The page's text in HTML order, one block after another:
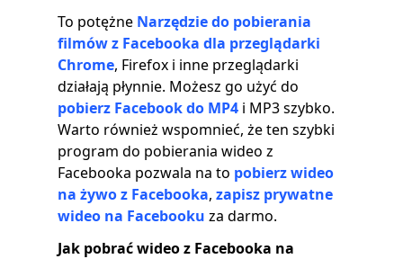
To potężne Narzędzie do pobierania
filmów z Facebooka dla przeglądarki
Chrome, Firefox i inne przeglądarki
działają płynnie. Możesz go użyć do
pobierz Facebook do MP4 i MP3 szybko.
Warto również wspomnieć, że ten szybki
program do pobierania wideo z
Facebooka pozwala na to pobierz wideo
na żywo z Facebooka, zapisz prywatne
wideo na Facebooku za darmo.
Jak pobrać wideo z Facebooka na